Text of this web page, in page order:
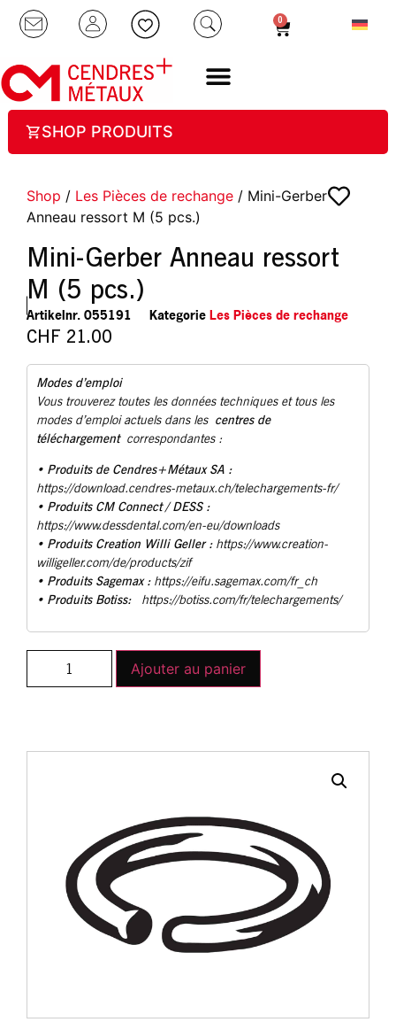
0
SHOP PRODUITS
Shop / Les Pièces de rechange / Mini-Gerber
Anneau ressort M (5 pcs.)
Mini-Gerber Anneau ressort
M (5 pcs.)
Artikelnr. 055191 Kategorie Les Pièces de rechange
CHF 21.00
Modes d’emploi
Vous trouverez toutes les données techniques et tous les
modes d’emploi actuels dans les centres de
téléchargementcorrespondantes :
• Produits de Cendres+Métaux SA :
https://download.cendres-metaux.ch/telechargements-fr/
• Produits CM Connect / DESS :
https://www.dessdental.com/en-eu/downloads
• Produits Creation Willi Geller : https://www.creation-
willigeller.com/de/products/zif
• Produits Sagemax : https://eifu.sagemax.com/fr_ch
• Produits Botiss: https://botiss.com/fr/telechargements/
Ajouter au panier